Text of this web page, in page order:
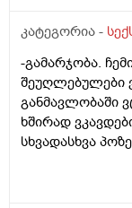
კატეგორია -
-გამარჯობა.
შეუღლებულები
განმავლობაში
ხშირად
სხვადასხვა
სასქესო